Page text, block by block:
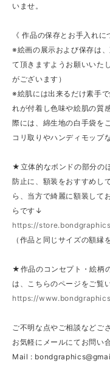
いませ。
《 作品の保存とお手入れに
※絵画の展示および保存は
て頂きますようお願いいた
がございます）
※絵肌には出来るだけ素手
れが付着し色味や絵肌の質
際には、綿生地の白手袋を
コリ取りやハンディモップ
★立体的なボンドの部分の
防止に、額装をおすすめし
ら、当方で綺麗に額装して
らです↓
https://
（作品と同じサイズの額縁
★作品のコンセプト・絵柄
は、こちらのページをご覧
https://
ご不明な点やご相談などご
お気軽にメールにてお問い
Mail :